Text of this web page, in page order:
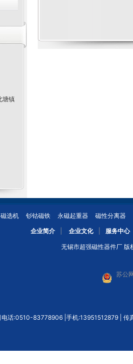
塘镇
磁选机 钐钴磁铁 永磁起重器
磁性分离器
企业简介
企业文化 服务中心
无锡市超强磁性器件厂
苏公
话:0510-83778906 |手机:13951512879 |